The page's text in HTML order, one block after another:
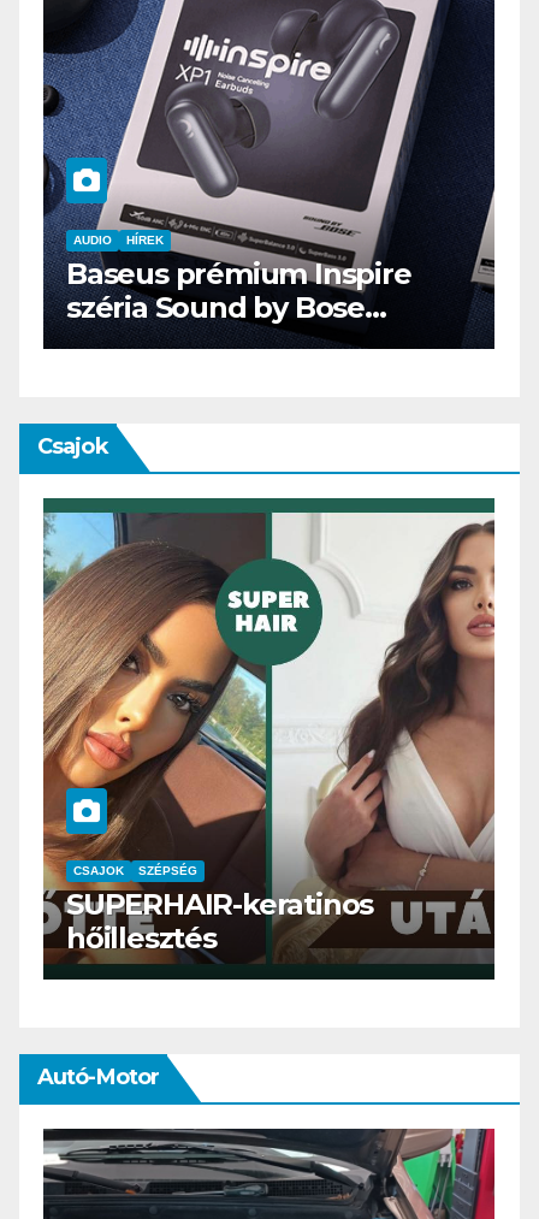
AUDIO IT MŰSZAKI
ENDORFY VIRO Plus USB
Csajok
SMINK SZÉPSÉG
Szemöldök laminálás-
meg mi?
Autó-Motor